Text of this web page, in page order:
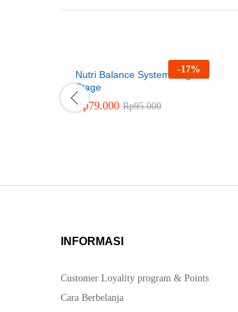
-17%
Nutri Balance System Dog All
Stage
Rp79.000 Rp95.000
INFORMASI
Customer Loyality program & Points
Cara Berbelanja